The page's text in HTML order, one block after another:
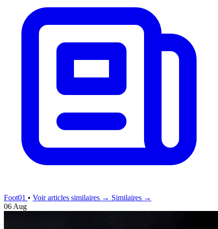
Foot01 • Voir articles similaires → Similaires →
06 Aug